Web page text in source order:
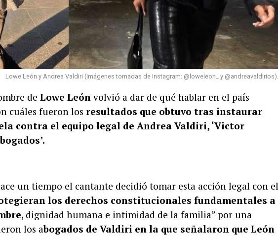
Lowe León y Andrea Valdiri (Imágenes tomadas de Instagram: @loweleon_ y @andreavaldirios).
de Lowe León volvió a dar de qué hablar en el país
cuáles fueron los resultados que obtuvo tras instaurar
contra el equipo legal de Andrea Valdiri, ‘Victor
un tiempo el cantante decidió tomar esta acción legal con el
los derechos constitucionales fundamentales a
, dignidad humana e intimidad de la familia” por una
los abogados de Valdiri en la que señalaron que León